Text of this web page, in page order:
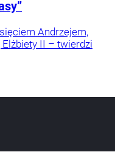
Andrzejem,
Elżbiety II – twierdzi